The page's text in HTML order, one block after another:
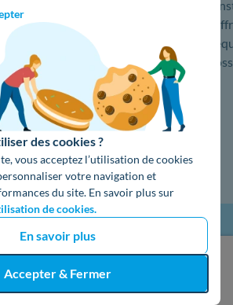
des cookies ?
vous acceptez l’utilisation de cookies
votre navigation et
du site. En savoir plus sur
de cookies.
En savoir plus
Accepter & Fermer
un devis gratuit
puis une sauvegarde
Emphase, du très haut
…
Lire la suite